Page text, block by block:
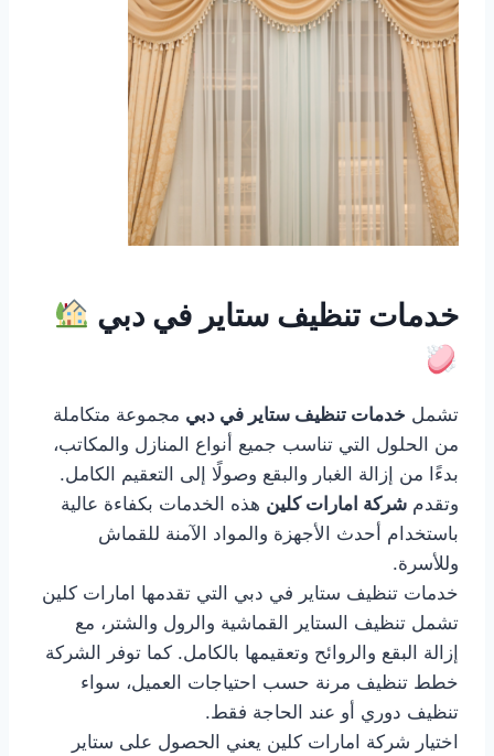
خدمات تنظيف ستاير في دبي
تشمل خدمات تنظيف ستاير في دبي مجموعة متكاملة
من الحلول التي تناسب جميع أنواع المنازل والمكاتب،
بدءًا من إزالة الغبار والبقع وصولًا إلى التعقيم الكامل.
وتقدم شركة امارات كلين هذه الخدمات بكفاءة عالية
باستخدام أحدث الأجهزة والمواد الآمنة للقماش
وللأسرة.
خدمات تنظيف ستاير في دبي التي تقدمها امارات كلين
تشمل تنظيف الستاير القماشية والرول والشتر، مع
إزالة البقع والروائح وتعقيمها بالكامل. كما توفر الشركة
خطط تنظيف مرنة حسب احتياجات العميل، سواء
تنظيف دوري أو عند الحاجة فقط.
اختيار شركة امارات كلين يعني الحصول على ستاير